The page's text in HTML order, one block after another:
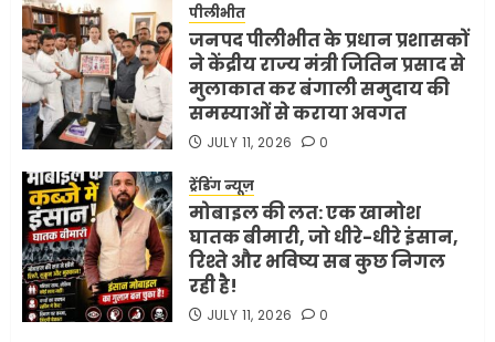
3
व्यवहार क्यों?
JUNE 1, 2026 0
4
अमेरिका ने फिर से ईरान को युद्ध
समाप्त करने के लिए भेजी अपनी 5
MAY 18, 2026
भारत-अमेरिका व्यापार समझौता
ट्रंप ने किया एलान
पीलीभीत
जनपद पीलीभीत के प्रधान प्रशासकों
ने केंद्रीय राज्य मंत्री जितिन प्रसाद से
मुलाकात कर बंगाली समुदाय की
समस्याओं से कराया अवगत
JULY 11, 2026 0
ट्रेंडिंग न्यूज़
मोबाइल की लत: एक खामोश
घातक बीमारी, जो धीरे-धीरे इंसान,
रिश्ते और भविष्य सब कुछ निगल
रही है!
JULY 11, 2026 0